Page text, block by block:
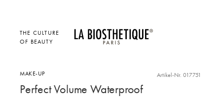
THE CULTURE
OF BEAUTY
MAKE-UP Artikel-Nr. 017751
Perfect Volume Waterproof